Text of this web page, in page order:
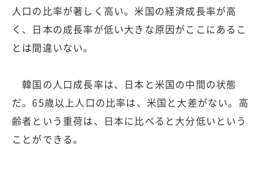
人口の比率が著しく高い。米国の経済成長率が高
く、日本の成長率が低い大きな原因がここにあるこ
とは間違いない。
韓国の人口成長率は、日本と米国の中間の状態
だ。65歳以上人口の比率は、米国と大差がない。高
齢者という重荷は、日本に比べると大分低いという
ことができる。